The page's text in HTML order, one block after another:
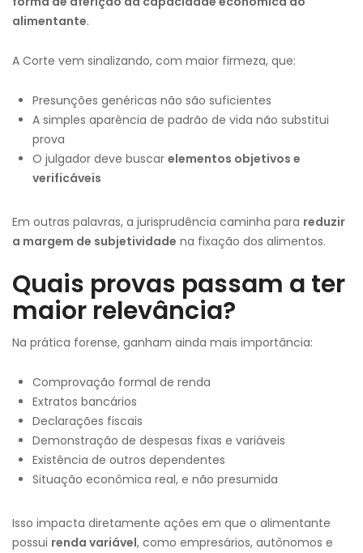
alimentante.
A Corte vem sinalizando, com maior firmeza, que:
Presunções genéricas não são suficientes
A simples aparência de padrão de vida não substitui
prova
O julgador deve buscar elementos objetivos e
verificáveis
Em outras palavras, a jurisprudência caminha para reduzir
a margem de subjetividade na fixação dos alimentos.
Quais provas passam a ter
maior relevância?
Na prática forense, ganham ainda mais importância:
Comprovação formal de renda
Extratos bancários
Declarações fiscais
Demonstração de despesas fixas e variáveis
Existência de outros dependentes
Situação econômica real, e não presumida
Isso impacta diretamente ações em que o alimentante
possui renda variável, como empresários, autônomos e